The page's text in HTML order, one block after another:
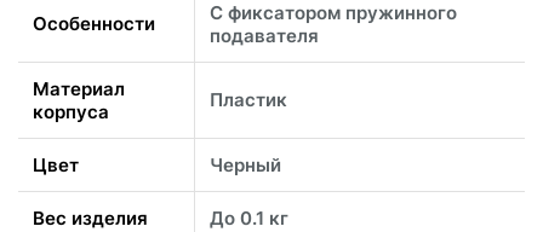
Особенности
С фиксатором пружинного
подавателя
Материал
корпуса
Пластик
Цвет Черный
Вес изделия До 0.1 кг